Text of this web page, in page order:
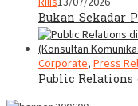
Bukan Sekadar
Corporate, Press
Public